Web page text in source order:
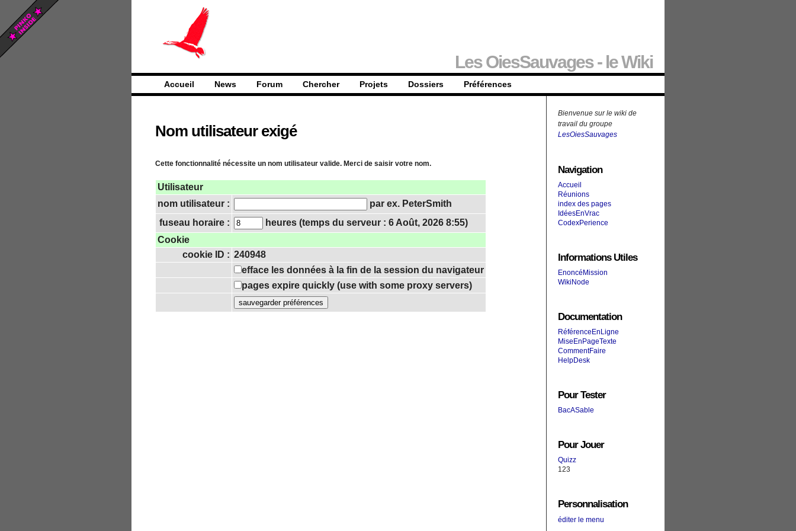
Les OiesSauvages - le Wiki
Accueil News Forum Chercher Projets Dossiers Préférences
Nom utilisateur exigé
Cette fonctionnalité nécessite un nom utilisateur valide. Merci de saisir votre nom.
Utilisateur
nom utilisateur :
par ex. PeterSmith
fuseau horaire :
heures (temps du serveur : 6 Août, 2026 8:55)
Cookie
cookie ID : 240948
efface les données à la fin de la session du navigateur
pages expire quickly (use with some proxy servers)
Bienvenue sur le wiki de
travail du groupe
LesOiesSauvages
Navigation
Accueil
Réunions
index des pages
IdéesEnVrac
CodexPerience
Informations Utiles
EnoncéMission
WikiNode
Documentation
RéférenceEnLigne
MiseEnPageTexte
CommentFaire
HelpDesk
Pour Tester
BacASable
Pour Jouer
Quizz
123
Personnalisation
éditer le menu